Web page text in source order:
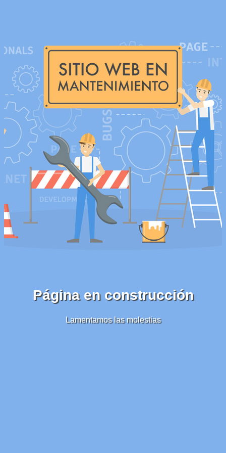
Página en construcción
Lamentamos las molestias